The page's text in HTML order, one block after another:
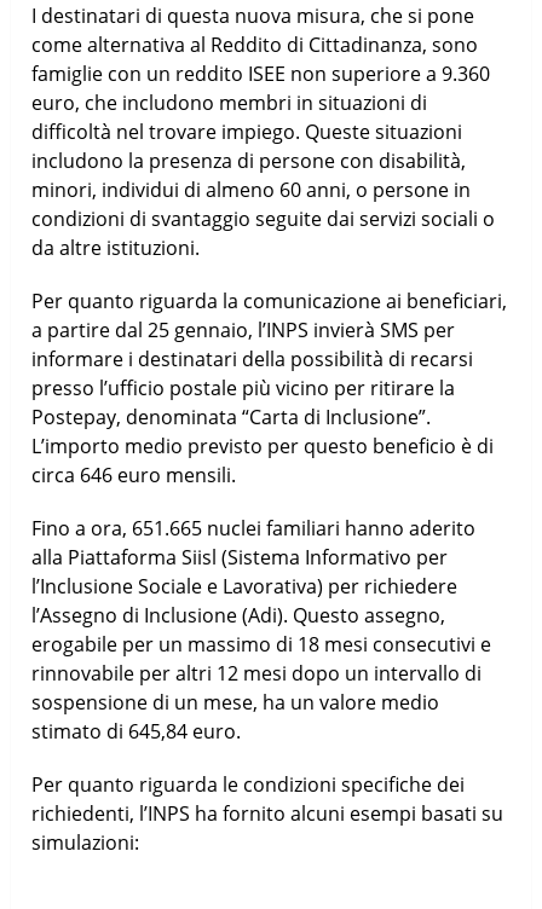
I destinatari di questa nuova misura, che si pone
come alternativa al Reddito di Cittadinanza, sono
famiglie con un reddito ISEE non superiore a 9.360
euro, che includono membri in situazioni di
difficoltà nel trovare impiego. Queste situazioni
includono la presenza di persone con disabilità,
minori, individui di almeno 60 anni, o persone in
condizioni di svantaggio seguite dai servizi sociali o
da altre istituzioni.
Per quanto riguarda la comunicazione ai beneficiari,
a partire dal 25 gennaio, l’INPS invierà SMS per
informare i destinatari della possibilità di recarsi
presso l’ufficio postale più vicino per ritirare la
Postepay, denominata “Carta di Inclusione”.
L’importo medio previsto per questo beneficio è di
circa 646 euro mensili.
Fino a ora, 651.665 nuclei familiari hanno aderito
alla Piattaforma Siisl (Sistema Informativo per
l’Inclusione Sociale e Lavorativa) per richiedere
l’Assegno di Inclusione (Adi). Questo assegno,
erogabile per un massimo di 18 mesi consecutivi e
rinnovabile per altri 12 mesi dopo un intervallo di
sospensione di un mese, ha un valore medio
stimato di 645,84 euro.
Per quanto riguarda le condizioni specifiche dei
richiedenti, l’INPS ha fornito alcuni esempi basati su
simulazioni: